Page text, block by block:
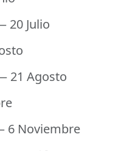
20 Julio
21 Agosto
6 Noviembre